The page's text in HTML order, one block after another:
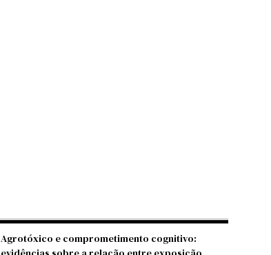
Agrotóxico e comprometimento cognitivo: